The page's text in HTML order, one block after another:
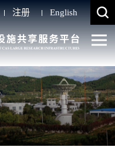
注册 English